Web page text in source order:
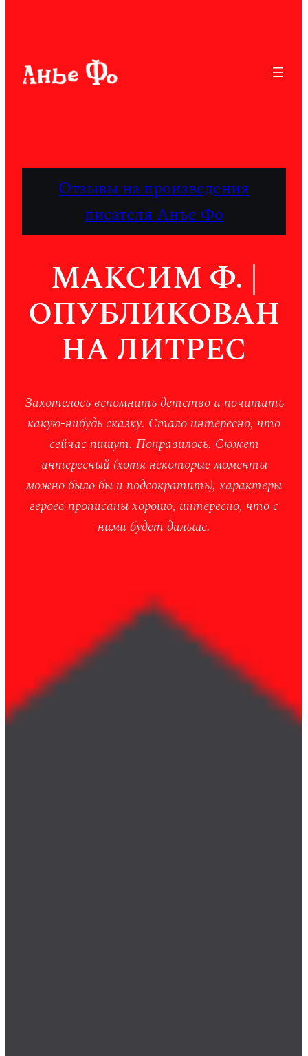
Отзывы на произведения
писателя Анъе Фо
МАКСИМ Ф. |
ОПУБЛИКОВАН
НА ЛИТРЕС
Захотелось вспомнить детство и почитать
какую-нибудь сказку. Стало интересно, что
сейчас пишут. Понравилось. Сюжет
интересный (хотя некоторые моменты
можно было бы и подсократить), характеры
героев прописаны хорошо, интересно, что с
ними будет дальше.